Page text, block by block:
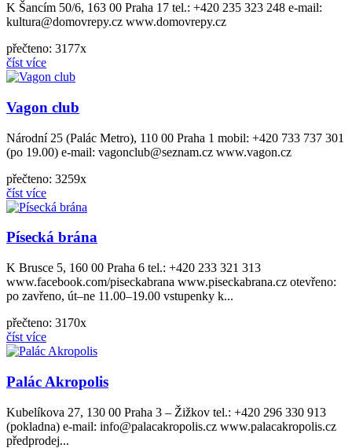
K Šancím 50/6, 163 00 Praha 17 tel.: +420 235 323 248 e-mail:
kultura@domovrepy.cz www.domovrepy.cz
přečteno: 3177x
číst více
Vagon club
Národní 25 (Palác Metro), 110 00 Praha 1 mobil: +420 733 737 301
(po 19.00) e-mail: vagonclub@seznam.cz www.vagon.cz
přečteno: 3259x
číst více
Písecká brána
K Brusce 5, 160 00 Praha 6 tel.: +420 233 321 313
www.facebook.com/piseckabrana www.piseckabrana.cz otevřeno:
po zavřeno, út–ne 11.00–19.00 vstupenky k...
přečteno: 3170x
číst více
Palác Akropolis
Kubelíkova 27, 130 00 Praha 3 – Žižkov tel.: +420 296 330 913
(pokladna) e-mail: info@palacakropolis.cz www.palacakropolis.cz
předprodej...